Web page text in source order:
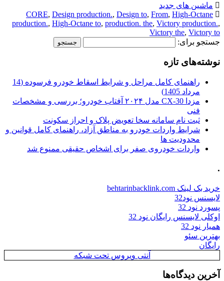
ماشین های جدید
CORE, Design production., Design to, From, High-Octane
production., High-Octane to, production. the, Victory production.,
Victory the, Victory to
جستجو برای:
نوشته‌های تازه
راهنمای کامل مراحل و شرایط اسقاط خودرو فرسوده (14
مرداد 1405)
مزدا CX-30 مدل ۲۰۲۴ آفتاب خودرو؛ بررسی و مشخصات
فنی
ثبت نام سامانه سخا تعویض پلاک و احراز سکونت
شرایط واردات خودرو به مناطق آزاد، راهنمای کامل قوانین و
محدودیت ها
واردات خودروی صفر برای اشخاص حقیقی ممنوع شد
.
خرید بک لینک behtarinbacklink.com
لایسنس نود32
پسورد نود 32
اوکلی لایسنس رایگان نود 32
همیار نود 32
بهترین سئو
رایگان
آنتی ویروس تحت شبکه
آخرین دیدگاه‌ها